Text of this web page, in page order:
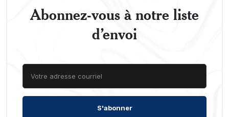
Abonnez-vous à notre liste
d’envoi